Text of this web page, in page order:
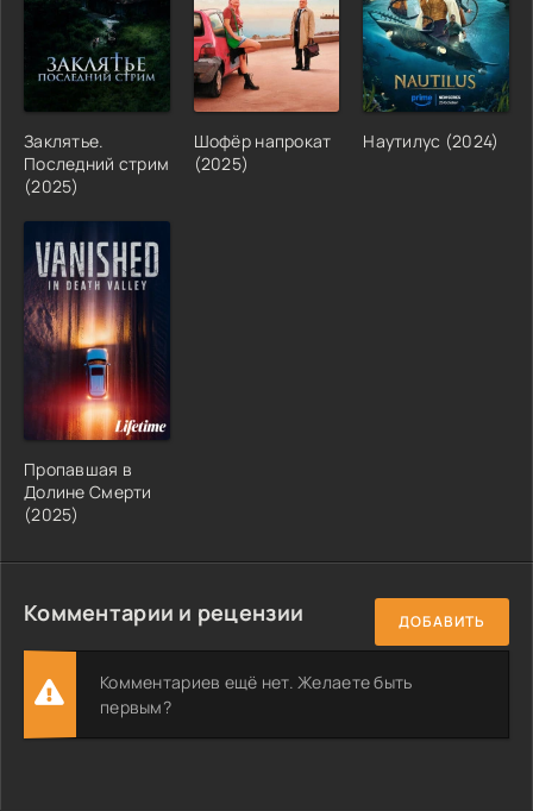
Заклятье.
Последний стрим
(2025)
Шофёр напрокат
(2025)
Наутилус (2024)
Пропавшая в
Долине Смерти
(2025)
Комментарии и рецензии ДОБАВИТЬ
Комментариев ещё нет. Желаете быть
первым?